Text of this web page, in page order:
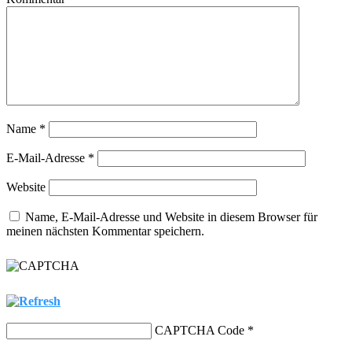
Name *
E-Mail-Adresse *
Website
Name, E-Mail-Adresse und Website in diesem Browser für
meinen nächsten Kommentar speichern.
CAPTCHA Code *